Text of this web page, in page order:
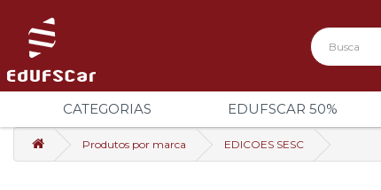
CATEGORIAS EDUFSCAR 50%
Produtos por marca EDICOES SESC